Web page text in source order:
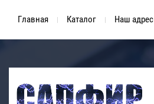
Главная Каталог Наш адрес